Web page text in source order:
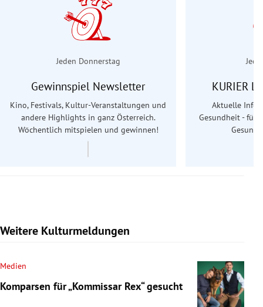
Jeden Donnerstag
Gewinnspiel Newsletter
Kino, Festivals, Kultur-Veranstaltungen und
andere Highlights in ganz Österreich.
Wöchentlich mitspielen und gewinnen!
KURIER
Aktuelle
Gesundheit - für
Weitere Kulturmeldungen
Medien
Komparsen für „Kommissar Rex“ gesucht